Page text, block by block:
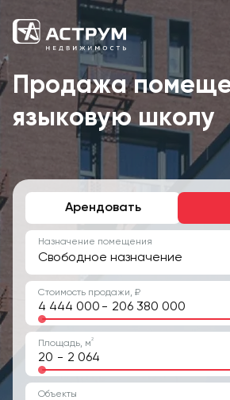
Продажа
языковую школу
Арендовать
Назначение помещения
Свободное назначение
Стоимость продажи, ₽
-
Площадь, м2
-
Объекты